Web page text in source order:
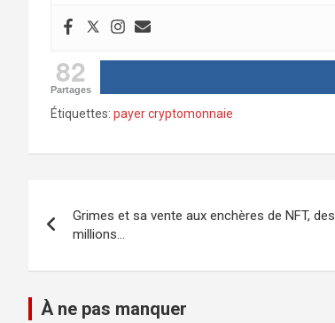
82
Partages
Étiquettes: payer cryptomonnaie
de
l’article
Grimes et sa vente aux enchères de NFT, des
millions…
À ne pas manquer